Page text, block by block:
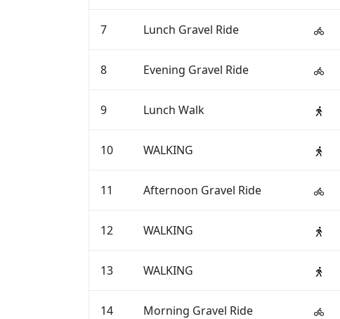
7 Lunch Gravel Ride
8 Evening Gravel Ride
9 Lunch Walk
10 WALKING
11 Afternoon Gravel Ride
12 WALKING
13 WALKING
14 Morning Gravel Ride